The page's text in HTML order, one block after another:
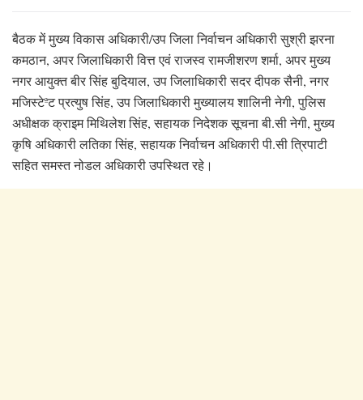
बैठक में मुख्य विकास अधिकारी/उप जिला निर्वाचन अधिकारी सुश्री झरना
कमठान, अपर जिलाधिकारी वित्त एवं राजस्व रामजीशरण शर्मा, अपर मुख्य
नगर आयुक्त बीर सिंह बुदियाल, उप जिलाधिकारी सदर दीपक सैनी, नगर
मजिस्टेªट प्रत्युष सिंह, उप जिलाधिकारी मुख्यालय शालिनी नेगी, पुलिस
अधीक्षक क्राइम मिथिलेश सिंह, सहायक निदेशक सूचना बी.सी नेगी, मुख्य
कृषि अधिकारी लतिका सिंह, सहायक निर्वाचन अधिकारी पी.सी त्रिपाटी
सहित समस्त नोडल अधिकारी उपस्थित रहे।